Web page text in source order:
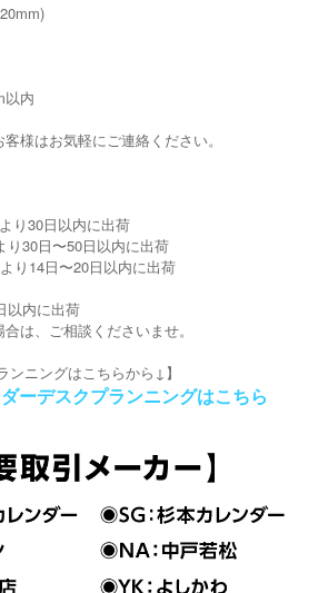
以内
様はお気軽にご連絡ください。
り30日以内に出荷
り30日〜50日以内に出荷
り14日〜20日以内に出荷
以内に出荷
は、ご相談くださいませ。
ンニングはこちらから↓】
ーデスクプランニングはこちら